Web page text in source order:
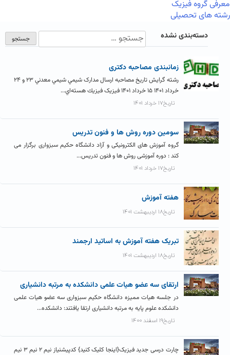
معرفی گروه فیزیک
رشته های تحصیلی
دسته‌بندی نشده
زمانبندی مصاحبه دکتری
رشته گرایش تاریخ مصاحبه ارسال مدارک شيمي شيمي معدني ۲۳ و ۲۴
خرداد ۱۴۰۱ ۱۵ خرداد ۱۴۰۱ فیزیک فيزيك هسته‌اي...
تاریخ۱۷ خرداد ۱۴۰۱
سومین دوره روش ها و فنون تدریس
گروه آموزش های الکترونیکی و آزاد دانشگاه حکیم سبزواری برگزار می
کند : دوره آموزشی روش ها و فنون تدریس...
تاریخ۱۷ خرداد ۱۴۰۱
هفته آموزش
تاریخ۱۸ اردیبهشت ۱۴۰۱
تبریک هفته آموزش به اساتید ارجمند
تاریخ۱۸ اردیبهشت ۱۴۰۱
ارتقای سه عضو هیات علمی دانشکده به مرتبه دانشیاری
در جلسه هیات ممیزه دانشگاه حکیم سبزواری سه عضو هیات علمی
دانشکده علوم پایه به مرتبه دانشیاری ارتقا یافتند: دانشکده...
تاریخ۱۹ اسفند ۱۴۰۰
چارت درسی جدید فیزیک{اینجا کلیک کنید} کدپیشنیاز نیم ۲ نیم ۳ نیم